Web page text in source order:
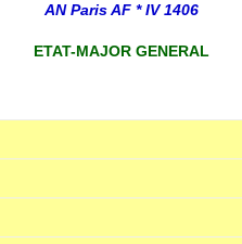
AN Paris AF * IV 1406
ETAT-MAJOR GENERAL